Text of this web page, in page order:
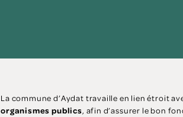
La commune d’Aydat travaille en lien étroit
organismes publics, afin d’assurer le bon